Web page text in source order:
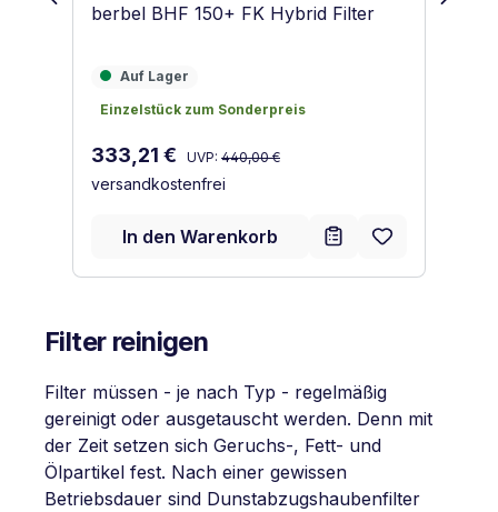
berbel BHF 150+ FK Hybrid Filter
Auf Lager
Auf Lager
Einzelstück zum Sonderpreis
Einzelstück zum Sonderpreis
Verkaufspreis:
333,21 € Regulärer Preis:
UVP: 440,00 €
versandkostenfrei
In den Warenkorb
Filter reinigen
Filter müssen - je nach Typ - regelmäßig
gereinigt oder ausgetauscht werden. Denn mit
der Zeit setzen sich Geruchs-, Fett- und
Ölpartikel fest. Nach einer gewissen
Betriebsdauer sind Dunstabzugshaubenfilter